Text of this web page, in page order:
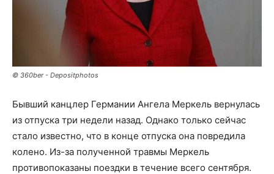
© 360ber - Depositphotos
Бывший канцлер Германии Ангела Меркель вернулась
из отпуска три недели назад. Однако только сейчас
стало известно, что в конце отпуска она повредила
колено. Из-за полученной травмы Меркель
противопоказаны поездки в течение всего сентября.